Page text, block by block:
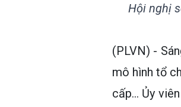
Hội nghị
(PLVN) -
mô hình tổ
cấp… Ủy